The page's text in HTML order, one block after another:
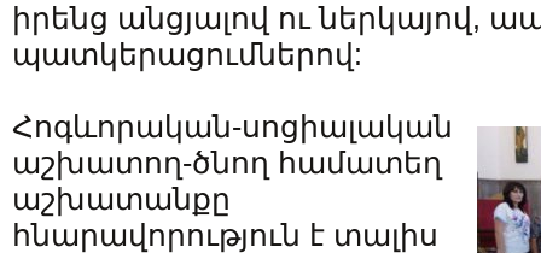
իրենց անցյալով ու ներկայով,
պատկերացումներով:
Հոգևորական-սոցիալական
աշխատող-ծնող համատեղ
աշխատանքը
հնարավորություն է տալիս